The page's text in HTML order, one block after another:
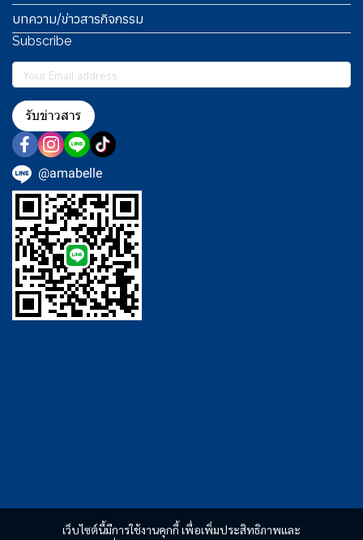
เว็บไซต์นี้มีการใช้งานคุกกี้ เพื่อเพิ่มประสิทธิภาพและ
บทความ/ข่าวสารกิจกรรม
Subscribe
รับข่าวสาร
@amabelle